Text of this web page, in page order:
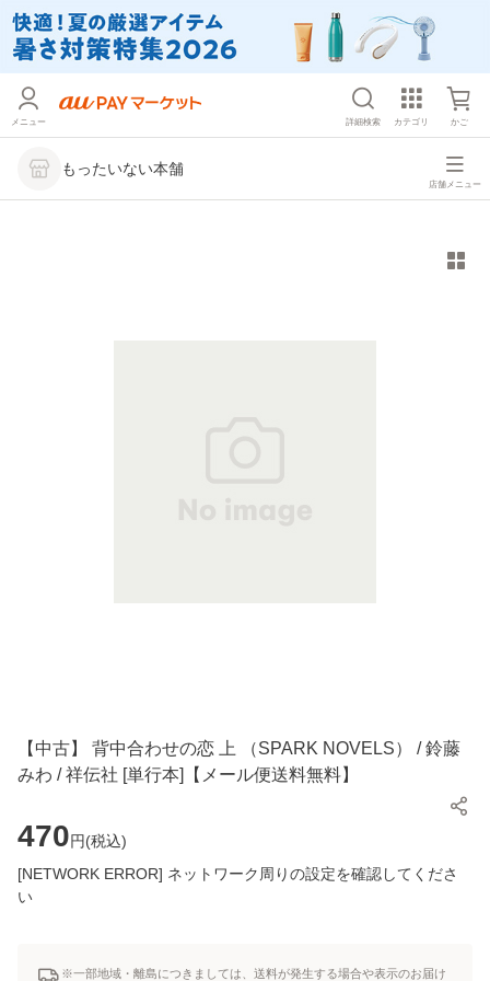
メニュー 詳細検索 カテゴリ かご
もったいない本舗
店舗メニュー
【中古】 背中合わせの恋 上 （SPARK NOVELS） / 鈴藤
みわ / 祥伝社 [単行本]【メール便送料無料】
470円(税込)
[NETWORK ERROR] ネットワーク周りの設定を確認してくださ
い
※一部地域・離島につきましては、送料が発生する場合や表示のお届け